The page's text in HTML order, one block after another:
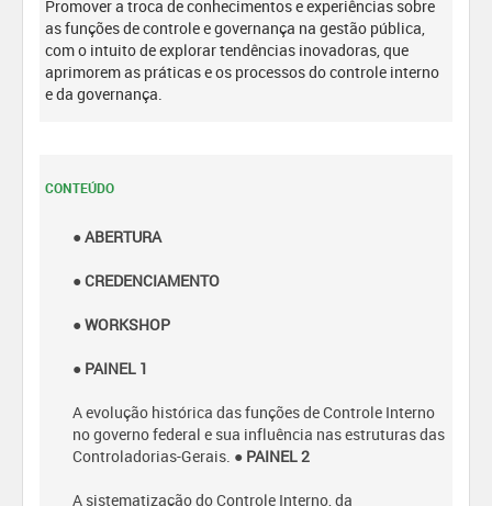
Promover a troca de conhecimentos e experiências sobre
as funções de controle e governança na gestão pública,
com o intuito de explorar tendências inovadoras, que
aprimorem as práticas e os processos do controle interno
e da governança.
CONTEÚDO
● ABERTURA
● CREDENCIAMENTO
● WORKSHOP
● PAINEL 1
A evolução histórica das funções de Controle Interno
no governo federal e sua influência nas estruturas das
Controladorias-Gerais. ● PAINEL 2
A sistematização do Controle Interno, da